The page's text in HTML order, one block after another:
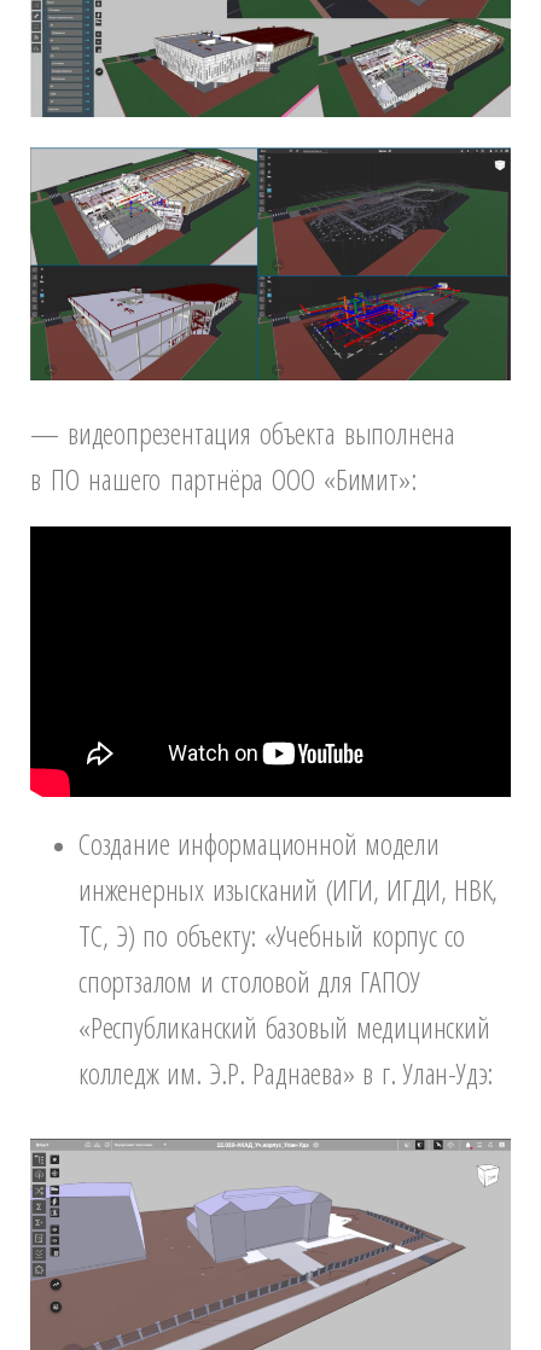
— видеопрезентация объекта выполнена
в ПО нашего партнёра ООО «Бимит»:
Создание информационной модели
инженерных изысканий (ИГИ, ИГДИ, НВК,
ТС, Э) по объекту: «Учебный корпус со
спортзалом и столовой для ГАПОУ
«Республиканский базовый медицинский
колледж им. Э.Р. Раднаева» в г. Улан-Удэ: